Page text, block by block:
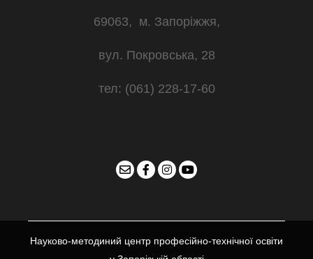
69063, м. Запоріжжя,
вул. Покровська, 28
тел: (061) 228-17-60
Науково-методиний центр професійно-технічної освіти